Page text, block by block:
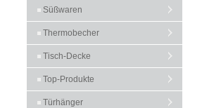
Süßwaren
Thermobecher
Tisch-Decke
Top-Produkte
Türhänger